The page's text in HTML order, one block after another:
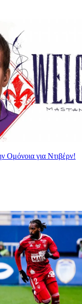
Ομόνοια για Ντιβέρν!